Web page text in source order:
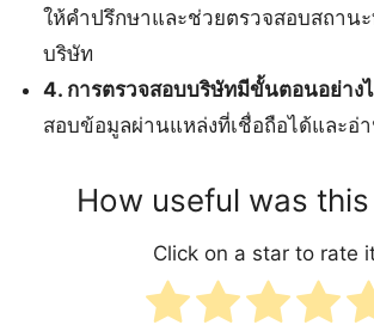
ให้คำปรึกษาและช่วยตรวจสอบสถานะ
บริษัท
4. การตรวจสอบบริษัทมีขั้นตอนอย่าง
สอบข้อมูลผ่านแหล่งที่เชื่อถือได้และอ่
How useful was
Click on a star to rate